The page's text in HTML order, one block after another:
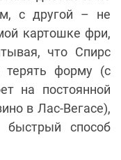
с другой – не
картошке фри,
что Спирс
терять форму (с
на постоянной
в Лас-Вегасе),
способ